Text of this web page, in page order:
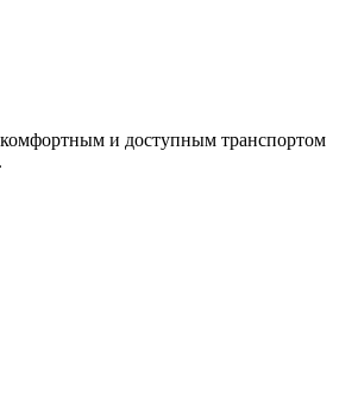
и доступным транспортом